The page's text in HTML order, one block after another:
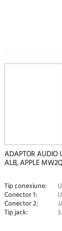
ADAPTOR AUDIO
ALB, APPLE
Tip conexiune:
Conector 1:
Conector 2:
Tip jack: